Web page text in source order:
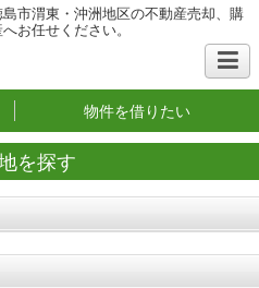
市渭東・沖洲地区の不動産売却、購
お任せください。
物件を借りたい
を探す